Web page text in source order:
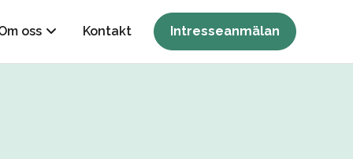
oss Kontakt Intresseanmälan